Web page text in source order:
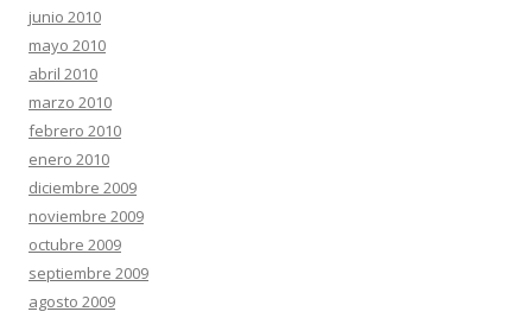
junio 2010
mayo 2010
abril 2010
marzo 2010
febrero 2010
enero 2010
diciembre 2009
noviembre 2009
octubre 2009
septiembre 2009
agosto 2009